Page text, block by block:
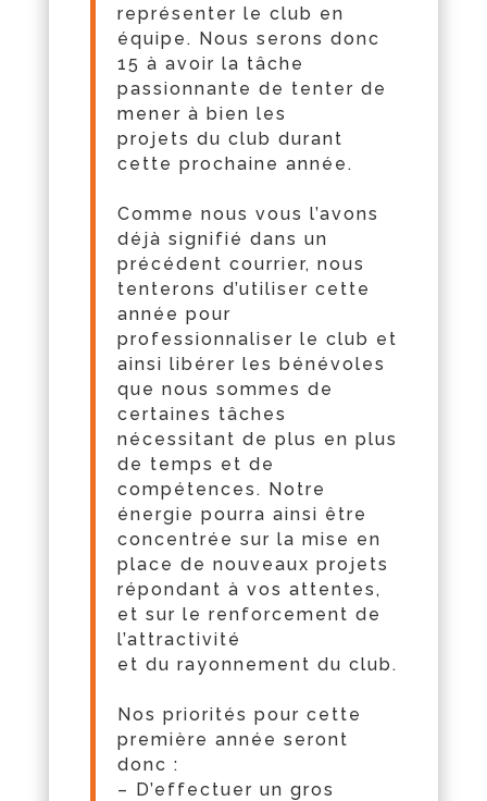
représenter le club en
équipe. Nous serons donc
15 à avoir la tâche
passionnante de tenter de
mener à bien les
projets du club durant
cette prochaine année.
Comme nous vous l’avons
déjà signifié dans un
précédent courrier, nous
tenterons d’utiliser cette
année pour
professionnaliser le club et
ainsi libérer les bénévoles
que nous sommes de
certaines tâches
nécessitant de plus en plus
de temps et de
compétences. Notre
énergie pourra ainsi être
concentrée sur la mise en
place de nouveaux projets
répondant à vos attentes,
et sur le renforcement de
l’attractivité
et du rayonnement du club.
Nos priorités pour cette
première année seront
donc :
– D’effectuer un gros